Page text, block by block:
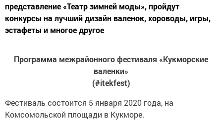
представление «Театр зимней моды», пройдут
конкурсы на лучший дизайн валенок, хороводы, игры,
эстафеты и многое другое
Программа межрайонного фестиваля «Кукморские
валенки»
(#itekfest)
Фестиваль состоится 5 января 2020 года, на
Комсомольской площади в Кукморе.